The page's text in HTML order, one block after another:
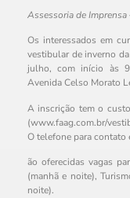
Assessoria de
Os interessados em
vestibular de inverno
julho, com início às
Avenida Celso Morato
A inscrição tem o
(www.faag.com.br/
O telefone para
ão oferecidas vagas
(manhã e noite),
noite).